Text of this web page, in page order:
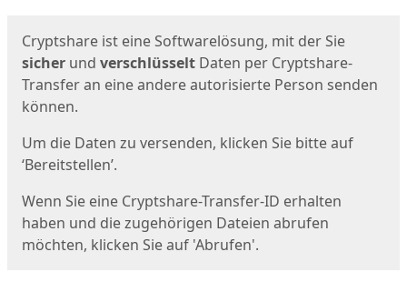
Cryptshare ist eine Softwarelösung, mit der Sie
sicher und verschlüsselt Daten per Cryptshare-
Transfer an eine andere autorisierte Person senden
können.
Um die Daten zu versenden, klicken Sie bitte auf
‘Bereitstellen’.
Wenn Sie eine Cryptshare-Transfer-ID erhalten
haben und die zugehörigen Dateien abrufen
möchten, klicken Sie auf 'Abrufen'.